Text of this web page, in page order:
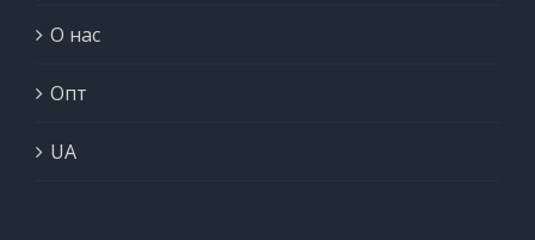
О нас
Опт
UA